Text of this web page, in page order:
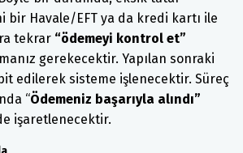
bir Havale/EFT ya da kredi kartı ile
tekrar “ödemeyi kontrol et”
gerekecektir. Yapılan sonraki
edilerek sisteme işlenecektir. Süreç
“Ödemeniz başarıyla alındı”
işaretlenecektir.